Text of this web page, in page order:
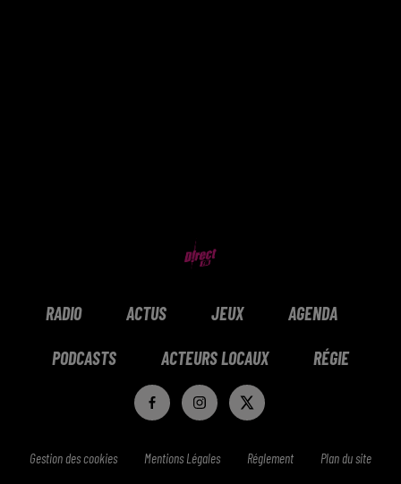
RADIO ACTUS JEUX AGENDA
PODCASTS ACTEURS LOCAUX RÉGIE
Gestion des cookies Mentions Légales Réglement Plan du site